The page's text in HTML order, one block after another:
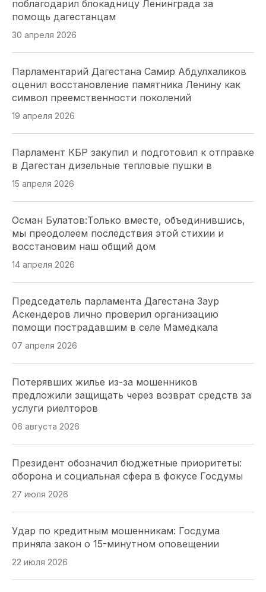
Херсоны. Томилина обратилась к морякам-
черноморцам в День ВМФ
26 июля 2026
Депутаты Парламента Северной Осетии оценили
масштабный проект «Щит Отечества»,
охватывающий 9 тысяч школьников
25 июля 2026
Модернизация ЖКХ Кубани: Юрий Бурлачко о
привлечении бизнеса
24 июля 2026
Закон о субсидиях на ЖКУ в Херсонской области
— главное за минуту
24 июля 2026
одобрил День работников опеки и поправки по
доступной среде
23 июля 2026
для бойцов СВО и их семей
23 июля 2026
воспитание
20 июля 2026
общественников для работы в новом составе
Общественной палаты
16 июля 2026
поблагодарил блокадницу Ленинграда за
помощь дагестанцам
30 апреля 2026
Парламентарий Дагестана Самир Абдулхаликов
оценил восстановление памятника Ленину как
символ преемственности поколений
19 апреля 2026
Парламент КБР закупил и подготовил к отправке
в Дагестан дизельные тепловые пушки в
15 апреля 2026
Осман Булатов:Только вместе, объединившись,
мы преодолеем последствия этой стихии и
восстановим наш общий дом
14 апреля 2026
Председатель парламента Дагестана Заур
Аскендеров лично проверил организацию
помощи пострадавшим в селе Мамедкала
07 апреля 2026
Потерявших жилье из-за мошенников
предложили защищать через возврат средств за
услуги риелторов
06 августа 2026
Президент обозначил бюджетные приоритеты:
оборона и социальная сфера в фокусе Госдумы
27 июля 2026
Удар по кредитным мошенникам: Госдума
приняла закон о 15-минутном оповещении
22 июля 2026